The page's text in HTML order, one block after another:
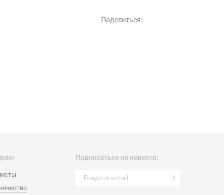
Поделиться:
Подписаться на новости: